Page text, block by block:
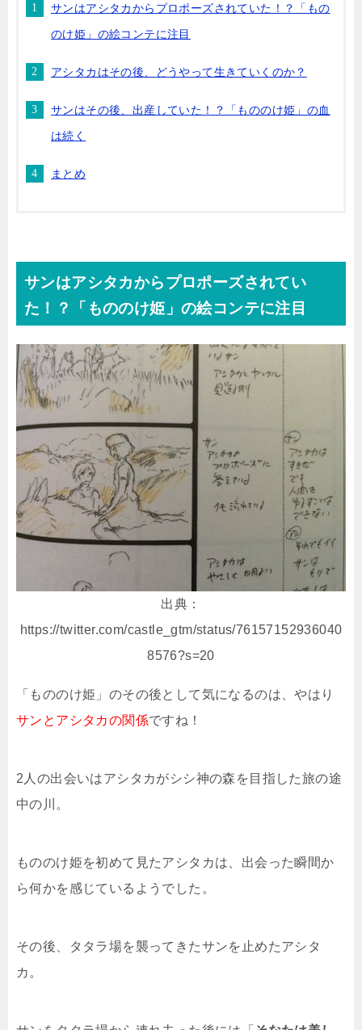
サンはアシタカからプロポーズされていた！？「もの
のけ姫」の絵コンテに注目
アシタカはその後、どうやって生きていくのか？
サンはその後、出産していた！？「もののけ姫」の血
は続く
まとめ
サンはアシタカからプロポーズされてい
た！？「もののけ姫」の絵コンテに注目
出典：
https://twitter.com/castle_gtm/status/76157152936040
8576?s=20
「もののけ姫」のその後として気になるのは、やはり
サンとアシタカの関係ですね！
2人の出会いはアシタカがシシ神の森を目指した旅の途
中の川。
もののけ姫を初めて見たアシタカは、出会った瞬間か
ら何かを感じているようでした。
その後、タタラ場を襲ってきたサンを止めたアシタ
カ。